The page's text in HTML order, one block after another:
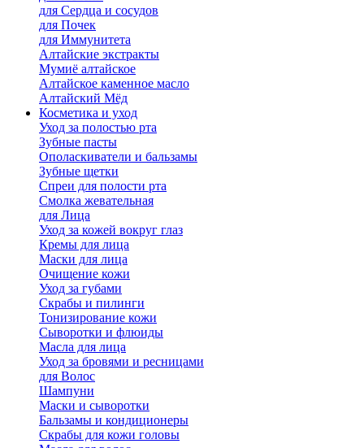
для Сердца и сосудов
для Почек
для Иммунитета
Алтайские экстракты
Мумиё алтайское
Алтайское каменное масло
Алтайский Мёд
Косметика и уход
Уход за полостью рта
Зубные пасты
Ополаскиватели и бальзамы
Зубные щетки
Спреи для полости рта
Смолка жевательная
для Лица
Уход за кожей вокруг глаз
Кремы для лица
Маски для лица
Очищение кожи
Уход за губами
Скрабы и пилинги
Тонизирование кожи
Сыворотки и флюиды
Масла для лица
Уход за бровями и ресницами
для Волос
Шампуни
Маски и сыворотки
Бальзамы и кондиционеры
Скрабы для кожи головы